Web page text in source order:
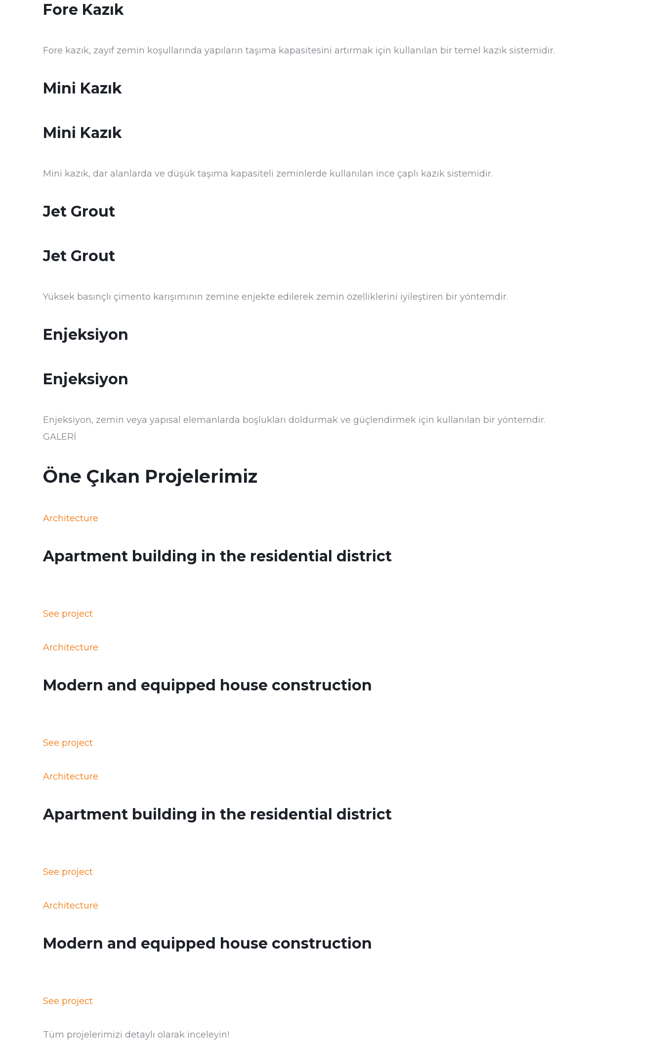
Fore Kazık
Fore kazık, zayıf zemin koşullarında yapıların taşıma kapasitesini artırmak için kullanılan bir temel kazık sistemidir.
Mini Kazık
Mini Kazık
Mini kazık, dar alanlarda ve düşük taşıma kapasiteli zeminlerde kullanılan ince çaplı kazık sistemidir.
Jet Grout
Jet Grout
Yüksek basınçlı çimento karışımının zemine enjekte edilerek zemin özelliklerini iyileştiren bir yöntemdir.
Enjeksiyon
Enjeksiyon
Enjeksiyon, zemin veya yapısal elemanlarda boşlukları doldurmak ve güçlendirmek için kullanılan bir yöntemdir.
GALERİ
Öne Çıkan Projelerimiz
Architecture
Apartment building in the residential district
See project
Architecture
Modern and equipped house construction
See project
Architecture
Apartment building in the residential district
See project
Architecture
Modern and equipped house construction
See project
Tüm projelerimizi detaylı olarak inceleyin!